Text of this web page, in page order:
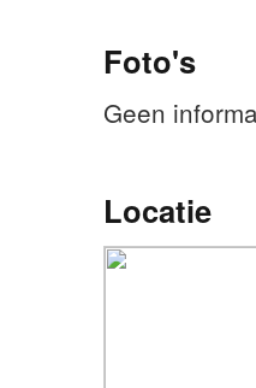
Foto's
Geen
Locatie